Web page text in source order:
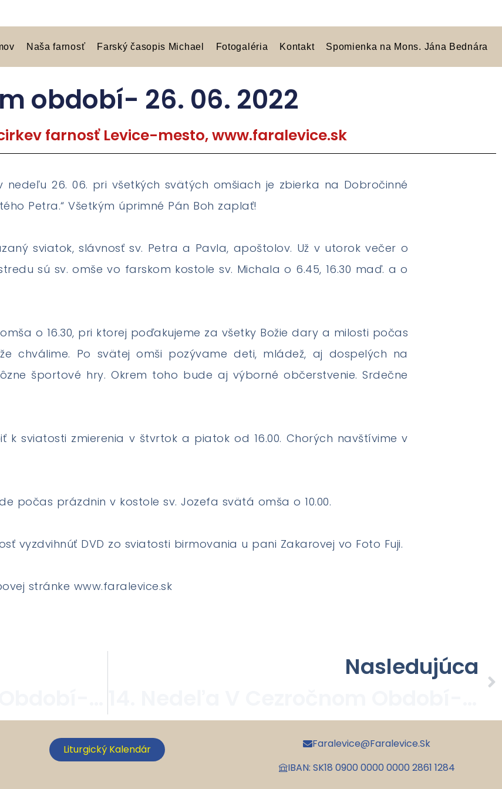
Naša farnosť Farský časopis Michael Fotogaléria Kontakt Spomienka na Mons. Jána Bednára
období- 26. 06. 2022
farnosť Levice-mesto, www.faralevice.sk
26. 06. pri všetkých svätých omšiach je zbierka na Dobročinné
Petra.“ Všetkým úprimné Pán Boh zaplať!
sviatok, slávnosť sv. Petra a Pavla, apoštolov. Už v utorok večer o
sú sv. omše vo farskom kostole sv. Michala o 6.45, 16.30 maď. a o
o 16.30, pri ktorej poďakujeme za všetky Božie dary a milosti počas
chválime. Po svätej omši pozývame deti, mládež, aj dospelých na
športové hry. Okrem toho bude aj výborné občerstvenie. Srdečne
k sviatosti zmierenia v štvrtok a piatok od 16.00. Chorých navštívime v
počas prázdnin v kostole sv. Jozefa svätá omša o 10.00.
vyzdvihnúť DVD zo sviatosti birmovania u pani Zakarovej vo Foto Fuji.
stránke www.faralevice.sk
Nasledujúca
Liturgický Kalendár
Faralevice@faralevice.sk
IBAN: SK18 0900 0000 0000 2861 1284